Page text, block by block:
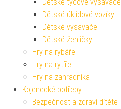
Dětské tyčové vysavače
Dětské úklidové vozíky
Dětské vysavače
Dětské žehličky
Hry na rybáře
Hry na rytíře
Hry na zahradníka
Kojenecké potřeby
Bezpečnost a zdraví dítěte